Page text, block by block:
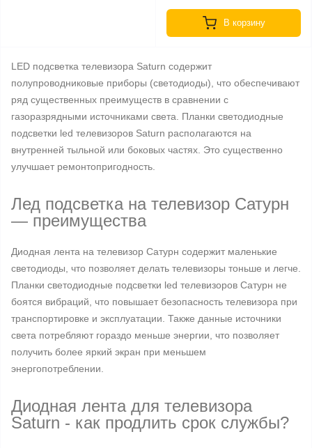
В корзину
LED подсветка телевизора Saturn содержит
полупроводниковые приборы (светодиоды), что обеспечивают
ряд существенных преимуществ в сравнении с
газоразрядными источниками света. Планки светодиодные
подсветки led телевизоров Saturn располагаются на
внутренней тыльной или боковых частях. Это существенно
улучшает ремонтопригодность.
Лед подсветка на телевизор Сатурн
— преимущества
Диодная лента на телевизор Сатурн содержит маленькие
светодиоды, что позволяет делать телевизоры тоньше и легче.
Планки светодиодные подсветки led телевизоров Сатурн не
боятся вибраций, что повышает безопасность телевизора при
транспортировке и эксплуатации. Также данные источники
света потребляют гораздо меньше энергии, что позволяет
получить более яркий экран при меньшем
энергопотреблении.
Диодная лента для телевизора
Saturn - как продлить срок службы?